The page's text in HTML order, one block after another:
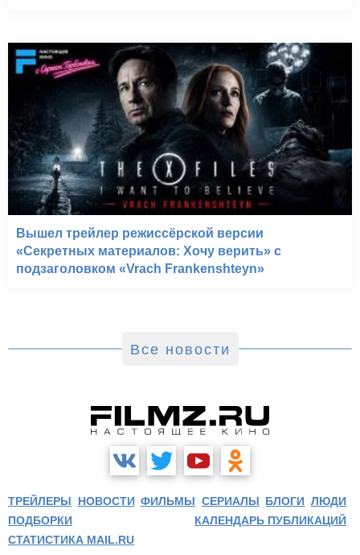
Вышел трейлер режиссёрской версии
«Секретных материалов: Хочу верить» с
подзаголовком «Vrach Frankenshteyn»
Все новости
ТРЕЙЛЕРЫ НОВОСТИ ФИЛЬМЫ СЕРИАЛЫ БЛОГИ ЛЮДИ
ПОДБОРКИ
КАЛЕНДАРЬ ПУБЛИКАЦИЙ
СТАТИСТИКА MAIL.RU